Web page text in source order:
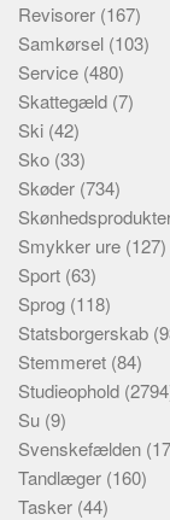
Revisorer (167)
Samkørsel (103)
Service (480)
Skattegæld (7)
Ski (42)
Sko (33)
Skøder (734)
Smykker ure (127)
Sport (63)
Sprog (118)
Statsborgerskab
Stemmeret (84)
Studieophold
Su (9)
Svenskefælden
Tandlæger (160)
Tasker (44)